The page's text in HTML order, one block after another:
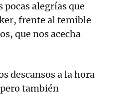
pocas alegrías que
frente al temible
que nos acecha
descansos a la hora
también